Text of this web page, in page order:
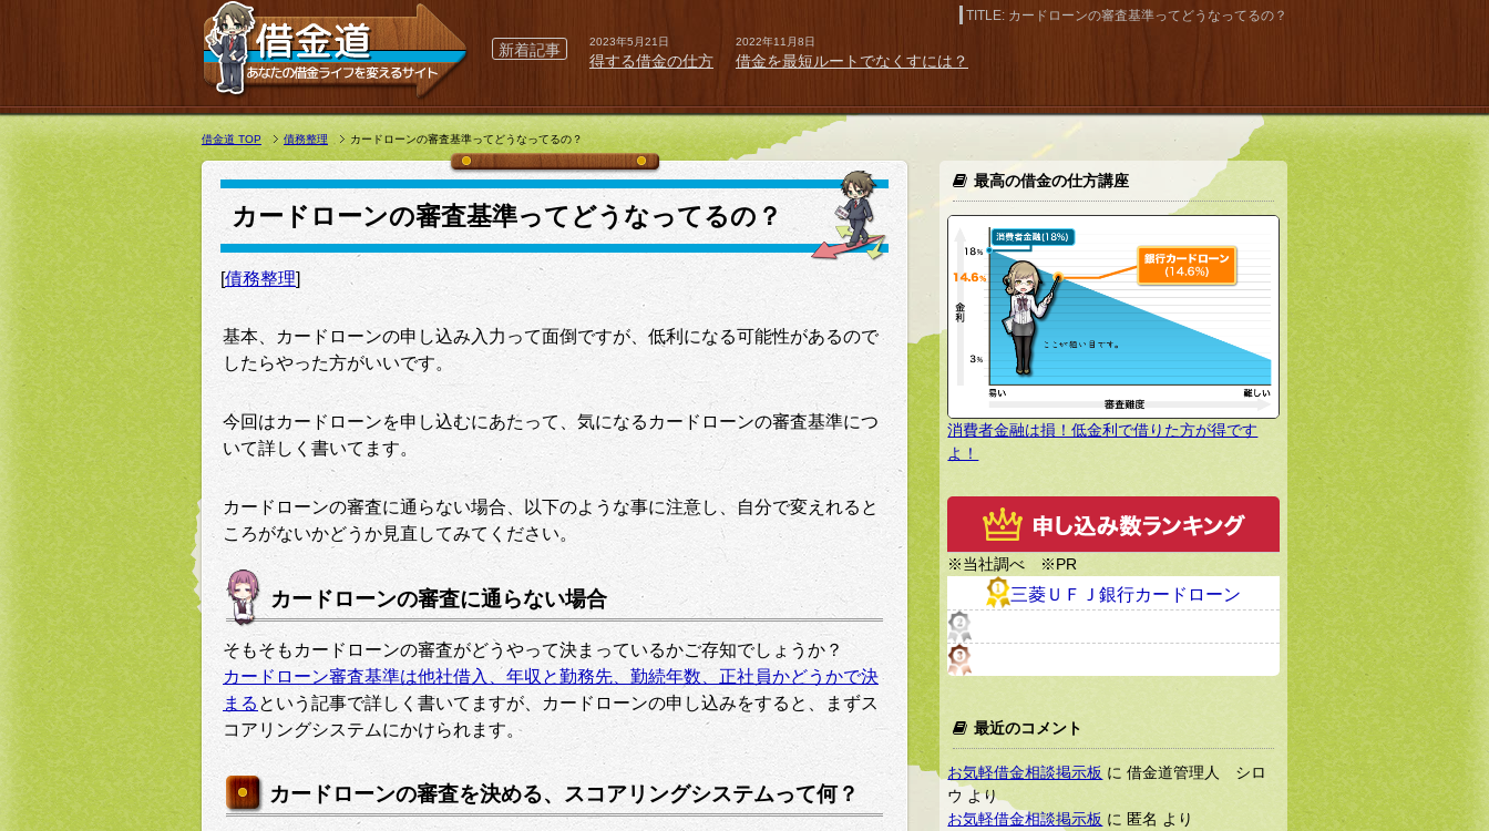
新着記事 2023年5月21日
得する借金の仕方
2022年11月8日
借金を最短ルートでなくすには？
借金道 TOP 債務整理 カードローンの審査基準ってどうなってるの？
カードローンの審査基準ってどうなってるの？
[債務整理]
基本、カードローンの申し込み入力って面倒ですが、低利になる可能性があるので
したらやった方がいいです。
今回はカードローンを申し込むにあたって、気になるカードローンの審査基準につ
いて詳しく書いてます。
カードローンの審査に通らない場合、以下のような事に注意し、自分で変えれると
ころがないかどうか見直してみてください。
カードローンの審査に通らない場合
そもそもカードローンの審査がどうやって決まっているかご存知でしょうか？
カードローン審査基準は他社借入、年収と勤務先、勤続年数、正社員かどうかで決
まる という記事で詳しく書いてますが、カードローンの申し込みをすると、まずス
コアリングシステムにかけられます。
カードローンの審査を決める、スコアリングシステムって何？
最高の借金の仕方講座
消費者金融は損！低金利で借りた方が得です
よ！
※当社調べ ※PR
三菱ＵＦＪ銀行カードローン
最近のコメント
お気軽借金相談掲示板 に借金道管理人 シロ
ウ より
お気軽借金相談掲示板 に 匿名 より
カードローンの審査基準ってどうなってるの？